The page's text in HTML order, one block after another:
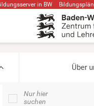
in BW
Über
Nur hier
suchen